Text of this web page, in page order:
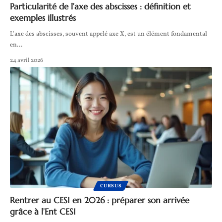
Particularité de l’axe des abscisses : définition et
exemples illustrés
L'axe des abscisses, souvent appelé axe X, est un élément fondamental
en…
24 avril 2026
CURSUS
Rentrer au CESI en 2026 : préparer son arrivée
grâce à l’Ent CESI